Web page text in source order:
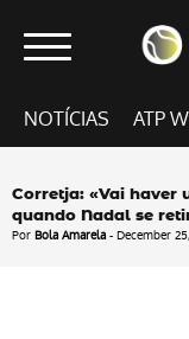
NOTÍCIAS ATP
Corretja: «Vai haver
quando Nadal se
Por Bola Amarela - December